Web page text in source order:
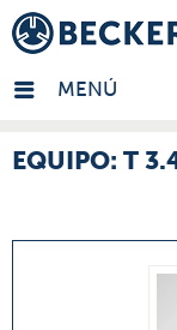
MENÚ
- ES
EQUIPO: T